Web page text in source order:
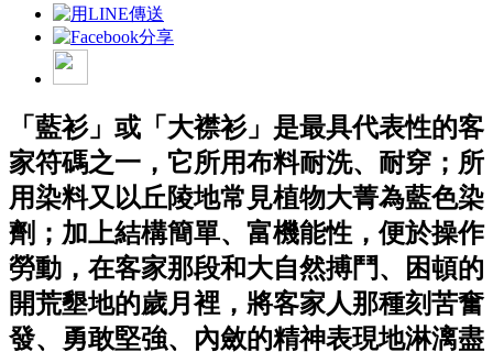
「藍衫」或「大襟衫」是最具代表性的客
家符碼之一，它所用布料耐洗、耐穿；所
用染料又以丘陵地常見植物大菁為藍色染
劑；加上結構簡單、富機能性，便於操作
勞動，在客家那段和大自然搏鬥、困頓的
開荒墾地的歲月裡，將客家人那種刻苦奮
發、勇敢堅強、內斂的精神表現地淋漓盡